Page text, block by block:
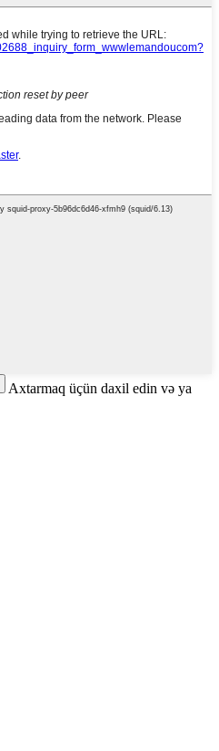
Axtarmaq üçün daxil edin və ya